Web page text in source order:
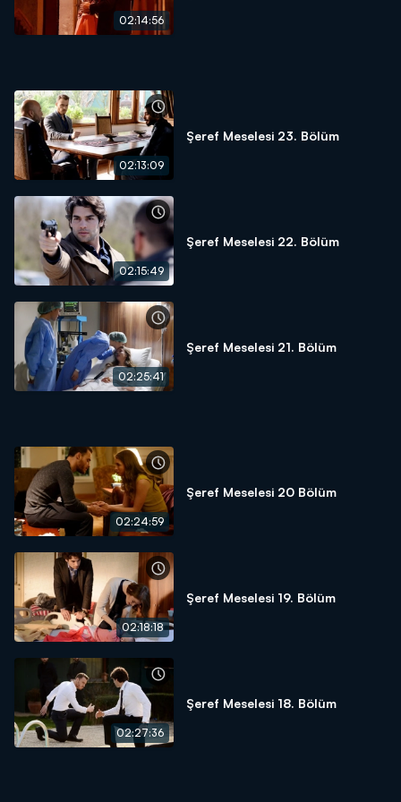
02:14:56
02:13:09
Şeref Meselesi 23. Bölüm
02:15:49
Şeref Meselesi 22. Bölüm
02:25:41
Şeref Meselesi 21. Bölüm
02:24:59
Şeref Meselesi 20 Bölüm
02:18:18
Şeref Meselesi 19. Bölüm
02:27:36
Şeref Meselesi 18. Bölüm